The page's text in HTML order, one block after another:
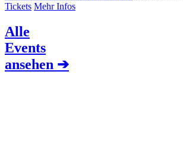
Tickets Mehr Infos
Alle
Events
ansehen ➔